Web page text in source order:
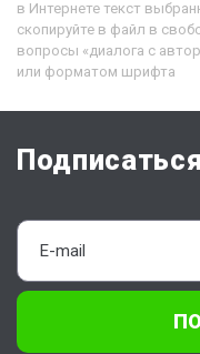
в Интернете текст
скопируйте в файл в
вопросы «диалога с
или форматом шрифта